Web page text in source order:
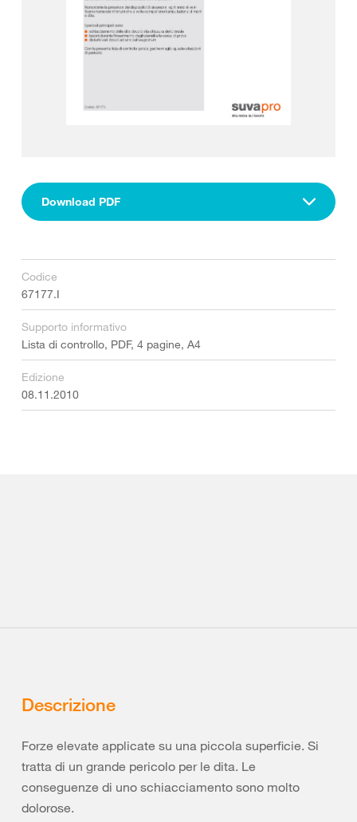
Download PDF
Codice
67177.I
Supporto informativo
Lista di controllo, PDF, 4 pagine, A4
Edizione
08.11.2010
Descrizione
Forze elevate applicate su una piccola superficie. Si
tratta di un grande pericolo per le dita. Le
conseguenze di uno schiacciamento sono molto
dolorose.